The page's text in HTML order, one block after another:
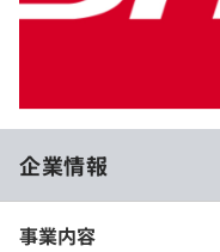
インタビュー
4択課題
プラン
SQL
再チャレンジ結果一覧
メディア
paiza times
企業情報
事業内容